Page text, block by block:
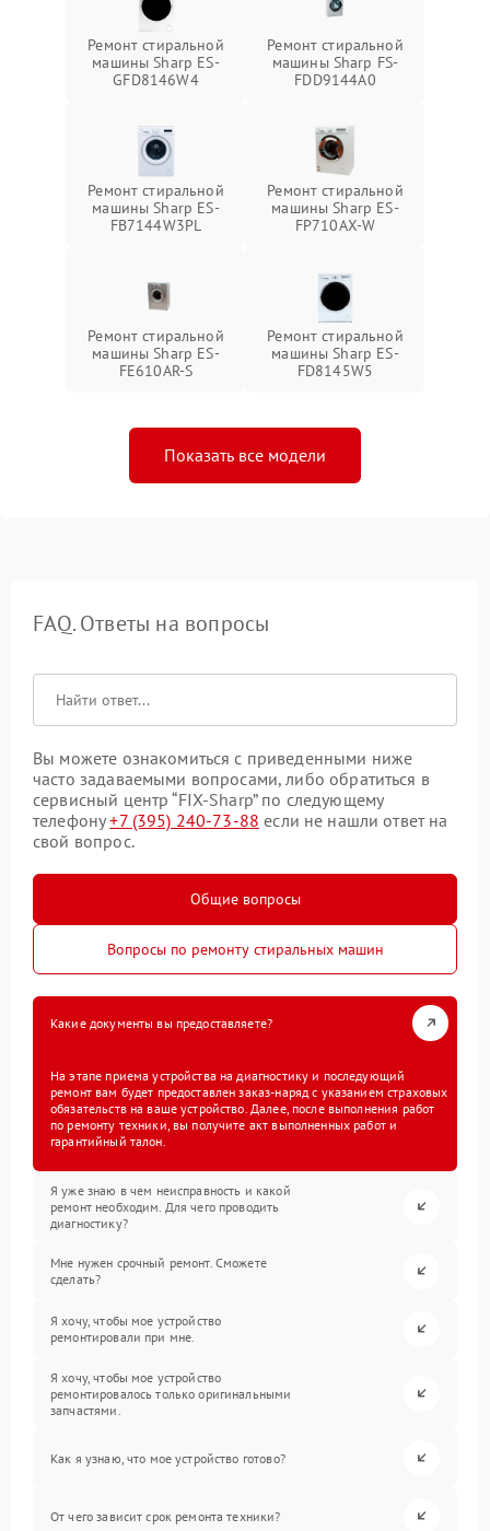
Ремонт стиральной
машины Sharp ES-
GFD8146W4
Ремонт стиральной
машины Sharp FS-
FDD9144A0
Ремонт стиральной
машины Sharp ES-
FB7144W3PL
Ремонт стиральной
машины Sharp ES-
FP710AX-W
Ремонт стиральной
машины Sharp ES-
FE610AR-S
Ремонт стиральной
машины Sharp ES-
FD8145W5
Показать все модели
FAQ. Ответы на вопросы
Вы можете ознакомиться с приведенными ниже
часто задаваемыми вопросами, либо обратиться в
сервисный центр “FIX-Sharp” по следующему
телефону+7 (395) 240-73-88 если не нашли ответ на
свой вопрос.
Общие вопросы
Вопросы по ремонту стиральных машин
Какие документы вы предоставляете?
На этапе приема устройства на диагностику и последующий
ремонт вам будет предоставлен заказ-наряд с указанием страховых
обязательств на ваше устройство. Далее, после выполнения работ
по ремонту техники, вы получите акт выполненных работ и
гарантийный талон.
Я уже знаю в чем неисправность и какой
ремонт необходим. Для чего проводить
диагностику?
Мне нужен срочный ремонт. Сможете
сделать?
Я хочу, чтобы мое устройство
ремонтировали при мне.
Я хочу, чтобы мое устройство
ремонтировалось только оригинальными
запчастями.
Как я узнаю, что мое устройство готово?
От чего зависит срок ремонта техники?